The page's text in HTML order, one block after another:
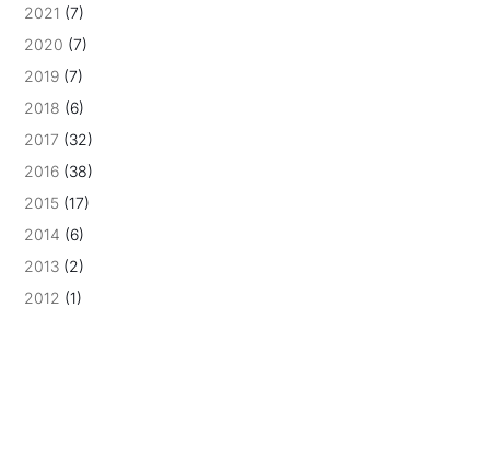
2021 (7)
2020 (7)
2019 (7)
2018 (6)
2017 (32)
2016 (38)
2015 (17)
2014 (6)
2013 (2)
2012 (1)